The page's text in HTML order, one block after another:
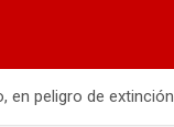
en peligro de extinción